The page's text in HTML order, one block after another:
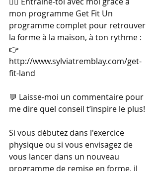
mon programme Get Fit Un
programme complet pour retrouver
la forme à la maison, à ton rythme :
👉
http://www.sylviatremblay.com/get-
fit-land
💬 Laisse-moi un commentaire pour
me dire quel conseil t’inspire le plus!
Si vous débutez dans l'exercice
physique ou si vous envisagez de
vous lancer dans un nouveau
programme de remise en forme, il